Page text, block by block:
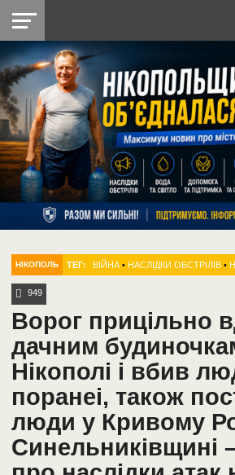
НІКОПОЛЬ
РАЙОН
СІЧЕСЛАВСЬКА
УКРАЇНА
РЕТРО
НІКОПОЛЬ
ЛАЙТ
УКРАЇНА
ДОПОМОГА
РАДІО
НІКОПОЛЬ ТЕГ: ВІЙНА •НАСЛІДКИ ОБСТРІЛІВ •
949
Ворог прицільно
дачним
Нікополі і вбив
поранеі, також
люди у Кривому
Синельниківщині